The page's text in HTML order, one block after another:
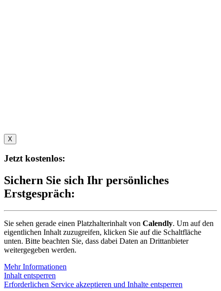
X
Jetzt kostenlos:
Sichern Sie sich Ihr persönliches
Erstgespräch:
Sie sehen gerade einen Platzhalterinhalt von Calendly. Um auf den
eigentlichen Inhalt zuzugreifen, klicken Sie auf die Schaltfläche
unten. Bitte beachten Sie, dass dabei Daten an Drittanbieter
weitergegeben werden.
Mehr Informationen
Inhalt entsperren
Erforderlichen Service akzeptieren und Inhalte entsperren